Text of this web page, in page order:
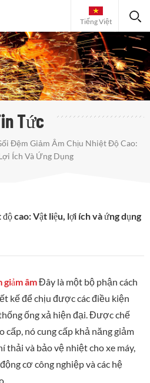
Tiếng Việt
Tức
Đệm Giảm Âm Chịu Nhiệt Độ Cao:
Ích Và Ứng Dụng
cao: Vật liệu, lợi ích và ứng dụng
giảm âmĐây là một bộ phận cách
kế để chịu được các điều kiện
ống xả hiện đại. Được chế
cấp, nó cung cấp khả năng giảm
thải và bảo vệ nhiệt cho xe máy,
cơ công nghiệp và các hệ